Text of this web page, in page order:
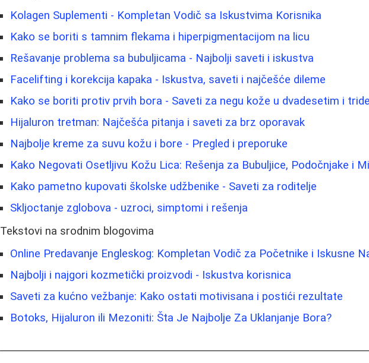
Kolagen Suplementi - Kompletan Vodič sa Iskustvima Korisnika
Kako se boriti s tamnim flekama i hiperpigmentacijom na licu
Rešavanje problema sa bubuljicama - Najbolji saveti i iskustva
Facelifting i korekcija kapaka - Iskustva, saveti i najčešće dileme
Kako se boriti protiv prvih bora - Saveti za negu kože u dvadesetim i
Hijaluron tretman: Najčešća pitanja i saveti za brz oporavak
Najbolje kreme za suvu kožu i bore - Pregled i preporuke
Kako Negovati Osetljivu Kožu Lica: Rešenja za Bubuljice, Podočnjake i
Kako pametno kupovati školske udžbenike - Saveti za roditelje
Skljoctanje zglobova - uzroci, simptomi i rešenja
Tekstovi na srodnim blogovima
Online Predavanje Engleskog: Kompletan Vodič za Početnike i Iskusne
Najbolji i najgori kozmetički proizvodi - Iskustva korisnica
Saveti za kućno vežbanje: Kako ostati motivisana i postići rezultate
Botoks, Hijaluron ili Mezoniti: Šta Je Najbolje Za Uklanjanje Bora?